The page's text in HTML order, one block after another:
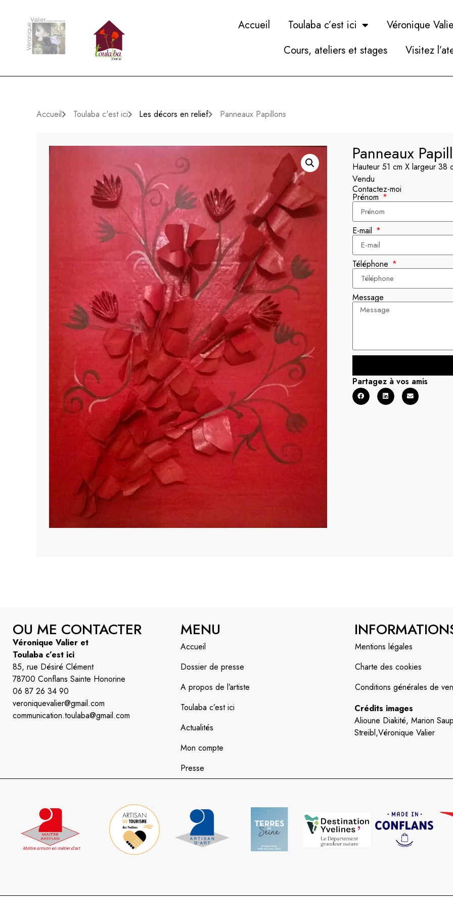
Accueil Toulaba c’est ici Véronique
Cours, ateliers et stages
Visitez
Accueil Toulaba c'est ici Les décors en relief Panneaux Papillons
Panneaux
Hauteur 51 cm X largeur 38
Vendu
Contactez-moi
Prénom
E-mail
Téléphone
Message
Partagez à vos amis
OU ME CONTACTER
Véronique Valier et
Toulaba c’est ici
85, rue Désiré Clément
78700 Conflans Sainte Honorine
06 87 26 34 90
veroniquevalier@gmail.com
communication.toulaba@gmail.com
MENU
Accueil
Dossier de presse
A propos de l’artiste
Toulaba c’est ici
Actualités
Mon compte
Presse
Mentions légales
Charte des cookies
Conditions générales de
Crédits images
Alioune Diakité, Marion
Streibl,Véronique Valier